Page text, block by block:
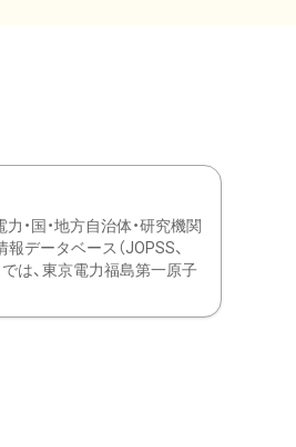
国・地方自治体・研究機関
データベース（JOPSS、
は、東京電力福島第一原子